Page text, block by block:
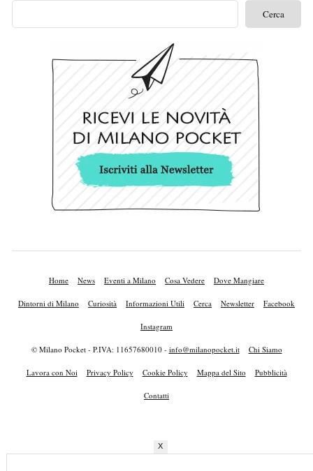
Home News Eventi a Milano Cosa Vedere Dove Mangiare
Dintorni di Milano Curiosità Informazioni Utili Cerca Newsletter Facebook
Instagram
© Milano Pocket - P.IVA: 11657680010 - info@milanopocket.it Chi Siamo
Lavora con Noi Privacy Policy Cookie Policy Mappa del Sito Pubblicità
Contatti
X